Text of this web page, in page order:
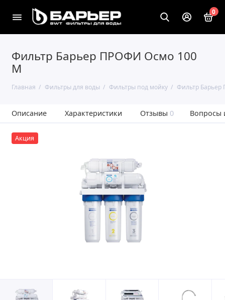
0
Фильтр Барьер ПРОФИ Осмо 100
М
Главная Фильтры для воды Фильтры под мойку Фильтр
Описание Характеристики Отзывы 0 Вопросы
Акция